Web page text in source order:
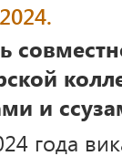
и
года